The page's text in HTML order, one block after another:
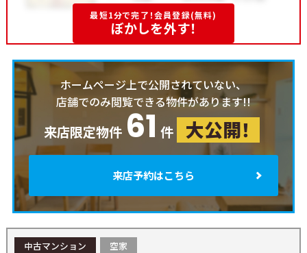
最短1分で完了！会員登録(無料)
ぼかしを外す！
ホームページ上で公開されていない、
店舗でのみ閲覧できる物件があります!!
来店限定物件 61 件 大公開！
来店予約はこちら
中古マンション 空家